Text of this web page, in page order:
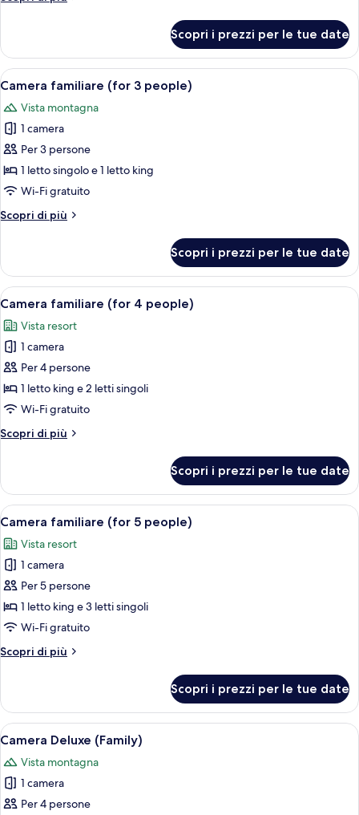
vista
montagna
(for
people)
Scopri i prezzi per le tue date
Apri
tutte
le
foto
per
Camera
familiare
3
Una stanza accogliente con soffitto
3
Camera familiare (for 3 people)
Vista montagna
1 camera
Per 3 persone
1 letto singolo e 1 letto king
Wi-Fi gratuito
Scopri di più
Altri
familiare
(for
3
Scopri i prezzi per le tue date
Apri
tutte
le
foto
per
Camera
familiare
4
Una camera d'albergo con arredi in
3
Camera familiare (for 4 people)
Vista resort
1 camera
Per 4 persone
1 letto king e 2 letti singoli
Wi-Fi gratuito
Scopri di più
Altri
familiare
(for
4
Scopri i prezzi per le tue date
Apri
tutte
le
foto
per
Camera
familiare
5
Una camera da letto con un letto
2
Camera familiare (for 5 people)
Vista resort
1 camera
Per 5 persone
1 letto king e 3 letti singoli
Wi-Fi gratuito
Scopri di più
Altri
familiare
(for
5
Scopri i prezzi per le tue date
Apri
tutte
le
foto
per
Un letto grande con una coperta
3
Camera Deluxe (Family)
Vista montagna
1 camera
Per 4 persone